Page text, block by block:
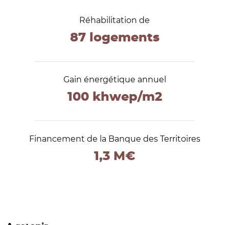
Réhabilitation de
87 logements
Gain énergétique annuel
100 khwep/m2
Financement de la Banque des Territoires
1,3 M€